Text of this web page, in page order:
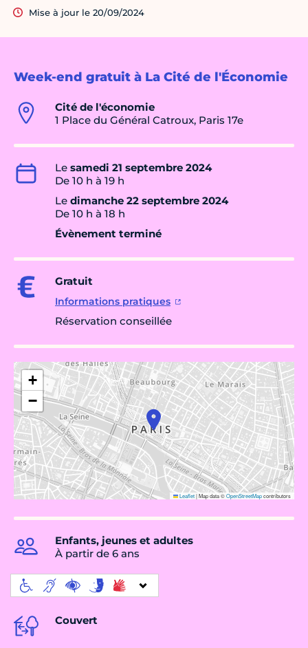
Week-end gratuit à La Cité de l'Économie
Cité de l'économie
1 Place du Général Catroux, Paris 17e
Le samedi 21 septembre 2024
De 10 h à 19 h
Le dimanche 22 septembre 2024
De 10 h à 18 h
Évènement terminé
Gratuit
Informations pratiques
Réservation conseillée
+
−
Leaflet|Map data ©OpenStreetMapcontributors
Enfants, jeunes et adultes
À partir de 6 ans
Couvert
Mise à jour le 20/09/2024